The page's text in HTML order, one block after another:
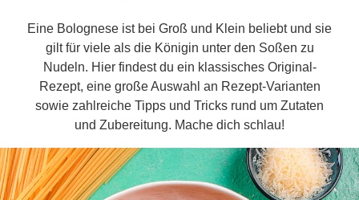
Eine Bolognese ist bei Groß und Klein beliebt und sie
gilt für viele als die Königin unter den Soßen zu
Nudeln. Hier findest du ein klassisches Original-
Rezept, eine große Auswahl an Rezept-Varianten
sowie zahlreiche Tipps und Tricks rund um Zutaten
und Zubereitung. Mache dich schlau!